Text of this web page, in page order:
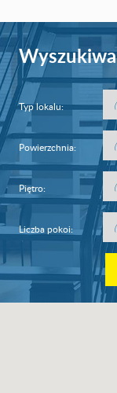
Typ lokalu:
Powierzchnia:
Piętro:
Liczba pokoi: